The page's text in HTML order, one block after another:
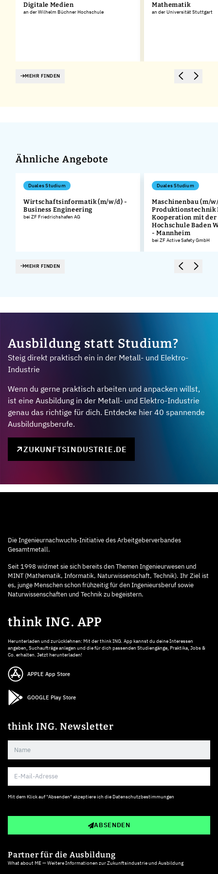
Digitale Medien
an der Wilhelm Büchner Hochschule
Mathematik
an der Universität Stuttgart
MEHR FINDEN
Ähnliche Angebote
Duales Studium
Wirtschaftsinformatik (m/w/d) -
Business Engineering
bei ZF Friedrichshafen AG
Duales Studium
Maschinenbau (m/
Produktionstechnik
Kooperation mit der
Hochschule Baden
- Mannheim
bei ZF Active Safety GmbH
MEHR FINDEN
Ausbildung statt Studium?
Steig direkt praktisch ein in der Metall- und Elektro-
Industrie
Wenn du gerne praktisch arbeiten und anpacken willst,
ist eine Ausbildung in der Metall- und Elektro-Industrie
genau das richtige für dich. Entdecke hier 40 spannende
Ausbildungsberufe.
ZUKUNFTSINDUSTRIE.DE
Die Ingenieurnachwuchs-Initiative des Arbeitgeberverbandes
Gesamtmetall.
Seit 1998 widmet sie sich bereits den Themen Ingenieurwesen und
MINT (Mathematik, Informatik, Naturwissenschaft, Technik). Ihr Ziel ist
es, junge Menschen schon frühzeitig für den Ingenieursberuf sowie
Naturwissenschaften und Technik zu begeistern.
think ING. APP
Herunterladen und zurücklehnen: Mit der think ING. App kannst du deine Interessen
angeben, Suchaufträge anlegen und die für dich passenden Studiengänge, Praktika, Jobs &
Co. erhalten. Jetzt herunterladen!
APPLE App Store
GOOGLE Play Store
think ING. Newsletter
Mit dem Klick auf "Absenden" akzeptiere ich die Datenschutzbestimmungen
ABSENDEN
Partner für die Ausbildung
What about ME — Weitere Informationen zur Zukunftsindustrie und Ausbildung